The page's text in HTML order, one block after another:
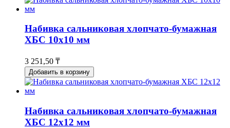
Набивка сальниковая хлопчато-бумажная
ХБС 10х10 мм
3 251,50 ₸
Добавить в корзину
Набивка сальниковая хлопчато-бумажная
ХБС 12х12 мм